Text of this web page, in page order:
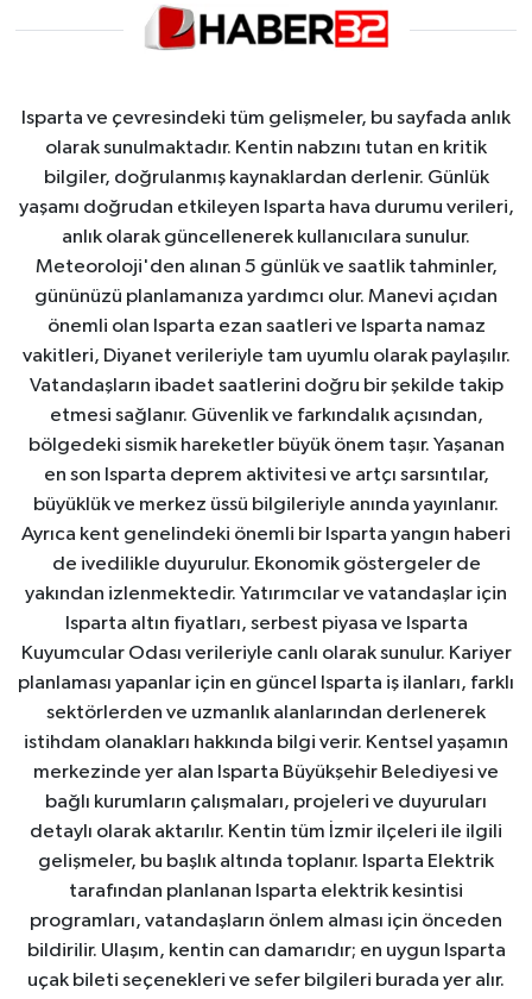
Isparta ve çevresindeki tüm gelişmeler, bu sayfada anlık
olarak sunulmaktadır. Kentin nabzını tutan en kritik
bilgiler, doğrulanmış kaynaklardan derlenir. Günlük
yaşamı doğrudan etkileyen Isparta hava durumu verileri,
anlık olarak güncellenerek kullanıcılara sunulur.
Meteoroloji'den alınan 5 günlük ve saatlik tahminler,
gününüzü planlamanıza yardımcı olur. Manevi açıdan
önemli olan Isparta ezan saatleri ve Isparta namaz
vakitleri, Diyanet verileriyle tam uyumlu olarak paylaşılır.
Vatandaşların ibadet saatlerini doğru bir şekilde takip
etmesi sağlanır. Güvenlik ve farkındalık açısından,
bölgedeki sismik hareketler büyük önem taşır. Yaşanan
en son Isparta deprem aktivitesi ve artçı sarsıntılar,
büyüklük ve merkez üssü bilgileriyle anında yayınlanır.
Ayrıca kent genelindeki önemli bir Isparta yangın haberi
de ivedilikle duyurulur. Ekonomik göstergeler de
yakından izlenmektedir. Yatırımcılar ve vatandaşlar için
Isparta altın fiyatları, serbest piyasa ve Isparta
Kuyumcular Odası verileriyle canlı olarak sunulur. Kariyer
planlaması yapanlar için en güncel Isparta iş ilanları, farklı
sektörlerden ve uzmanlık alanlarından derlenerek
istihdam olanakları hakkında bilgi verir. Kentsel yaşamın
merkezinde yer alan Isparta Büyükşehir Belediyesi ve
bağlı kurumların çalışmaları, projeleri ve duyuruları
detaylı olarak aktarılır. Kentin tüm İzmir ilçeleri ile ilgili
gelişmeler, bu başlık altında toplanır. Isparta Elektrik
tarafından planlanan Isparta elektrik kesintisi
programları, vatandaşların önlem alması için önceden
bildirilir. Ulaşım, kentin can damarıdır; en uygun Isparta
uçak bileti seçenekleri ve sefer bilgileri burada yer alır.